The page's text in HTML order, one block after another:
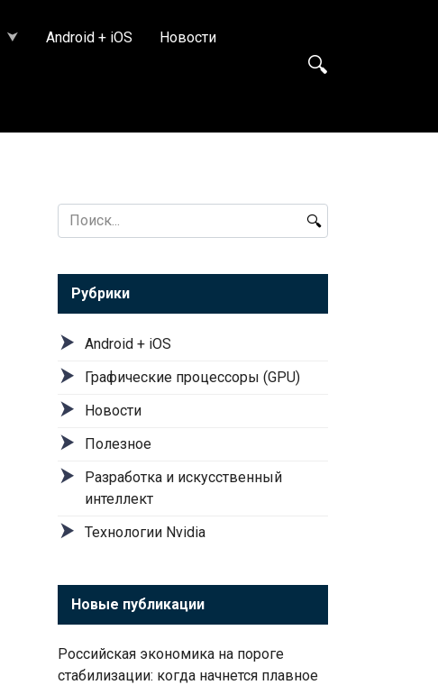
Android + iOS Новости
Search
for:
Рубрики
Android + iOS
Графические процессоры (GPU)
Новости
Полезное
Разработка и искусственный
интеллект
Технологии Nvidia
Новые публикации
Российская экономика на пороге
стабилизации: когда начнется плавное